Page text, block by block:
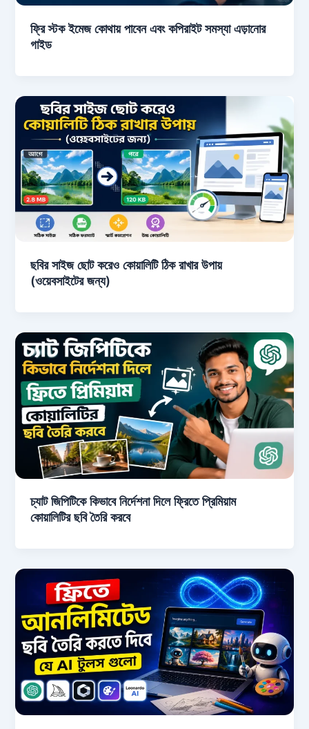
ফ্রি স্টক ইমেজ কোথায় পাবেন এবং কপিরাইট সমস্যা এড়ানোর
গাইড
ছবির সাইজ ছোট করেও কোয়ালিটি ঠিক রাখার উপায়
(ওয়েবসাইটের জন্য)
চ্যাট জিপিটিকে কিভাবে নির্দেশনা দিলে ফ্রিতে প্রিমিয়াম
কোয়ালিটির ছবি তৈরি করবে